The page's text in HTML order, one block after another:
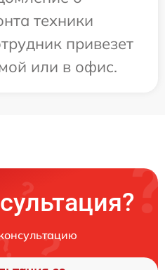
техники
привезет
или в офис.